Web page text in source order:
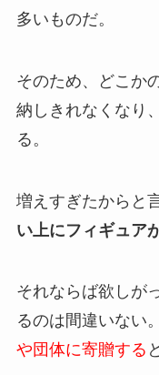
多いものだ。
そのため、どこか
納しきれなくなり
る。
増えすぎたからと
い上にフィギュア
それならば欲しが
るのは間違いない。
や団体に寄贈する